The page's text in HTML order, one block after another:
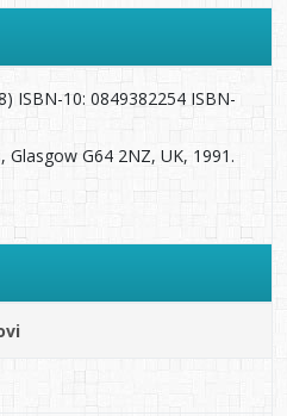
ISBN-10: 0849382254 ISBN-
G64 2NZ, UK, 1991.